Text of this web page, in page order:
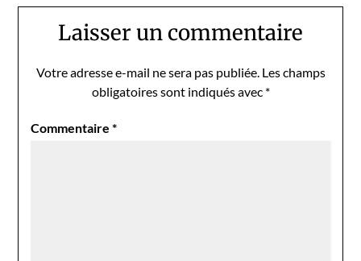
Laisser un commentaire
Votre adresse e-mail ne sera pas publiée. Les champs
obligatoires sont indiqués avec *
Commentaire*